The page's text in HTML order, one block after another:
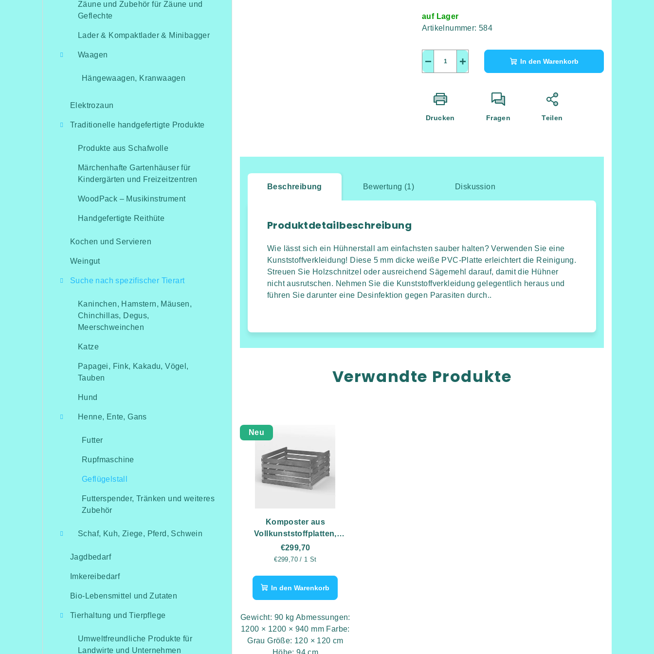
Zäune und Zubehör für Zäune und
Geflechte
Lader & Kompaktlader & Minibagger
Waagen
Hängewaagen, Kranwaagen
Elektrozaun
Traditionelle handgefertigte Produkte
Produkte aus Schafwolle
Märchenhafte Gartenhäuser für
Kindergärten und Freizeitzentren
WoodPack – Musikinstrument
Handgefertigte Reithüte
Kochen und Servieren
Weingut
Suche nach spezifischer Tierart
Kaninchen, Hamstern, Mäusen,
Chinchillas, Degus,
Meerschweinchen
Katze
Papagei, Fink, Kakadu, Vögel,
Tauben
Hund
Henne, Ente, Gans
Futter
Rupfmaschine
Geflügelstall
Futterspender, Tränken und weiteres
Zubehör
Schaf, Kuh, Ziege, Pferd, Schwein
Jagdbedarf
Imkereibedarf
Bio-Lebensmittel und Zutaten
Tierhaltung und Tierpflege
Umweltfreundliche Produkte für
Landwirte und Unternehmen
auf Lager
Artikelnummer: 584
+
− In den Warenkorb
Drucken Fragen Teilen
Beschreibung Bewertung (1) Diskussion
Produktdetailbeschreibung
Wie lässt sich ein Hühnerstall am einfachsten sauber halten? Verwenden Sie eine
Kunststoffverkleidung! Diese 5 mm dicke weiße PVC-Platte erleichtert die Reinigung.
Streuen Sie Holzschnitzel oder ausreichend Sägemehl darauf, damit die Hühner
nicht ausrutschen. Nehmen Sie die Kunststoffverkleidung gelegentlich heraus und
führen Sie darunter eine Desinfektion gegen Parasiten durch..
Verwandte Produkte
Neu
Komposter aus
Vollkunststoffplatten,
120x120x94 cm, Grau,
äußerst robust
€299,70
Verkaufspreis:
€299,70 / 1 St
In den Warenkorb
Gewicht: 90 kg Abmessungen:
1200 × 1200 × 940 mm Farbe:
Grau Größe: 120 × 120 cm
Höhe: 94 cm